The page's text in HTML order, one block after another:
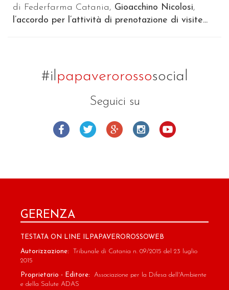
di Federfarma Catania, Gioacchino Nicolosi,
l’accordo per l’attività di prenotazione di visite...
#ilpapaverorossosocial
Seguici su
GERENZA
TESTATA ON LINE ILPAPAVEROROSSOWEB
Autorizzazione: Tribunale di Catania n. 09/2015 del 23 luglio
2015
Proprietario - Editore: Associazione per la Difesa dell'Ambiente
e della Salute ADAS